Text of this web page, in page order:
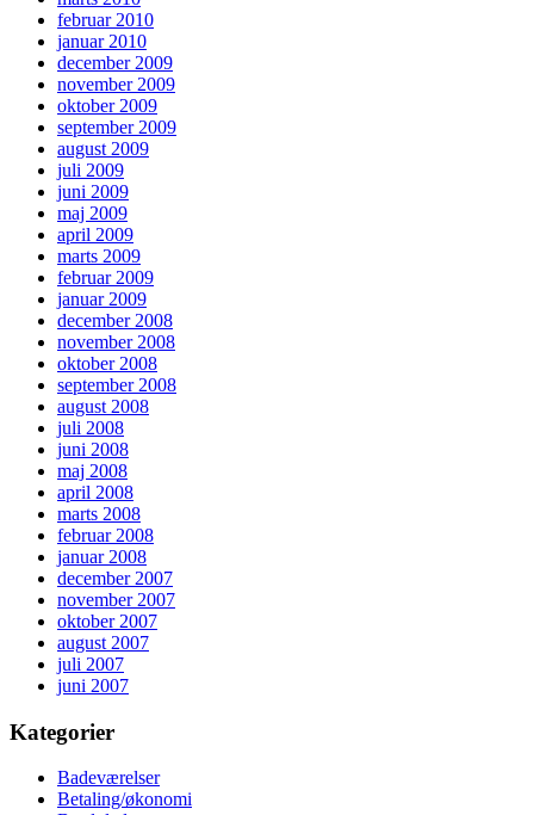
februar 2010
januar 2010
december 2009
november 2009
oktober 2009
september 2009
august 2009
juli 2009
juni 2009
maj 2009
april 2009
marts 2009
februar 2009
januar 2009
december 2008
november 2008
oktober 2008
september 2008
august 2008
juli 2008
juni 2008
maj 2008
april 2008
marts 2008
februar 2008
januar 2008
december 2007
november 2007
oktober 2007
august 2007
juli 2007
juni 2007
Kategorier
Badeværelser
Betaling/økonomi